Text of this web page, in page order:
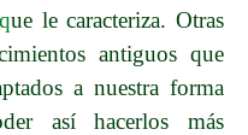
que le caracteriza. Otras
antiguos que
a nuestra forma
así hacerlos más